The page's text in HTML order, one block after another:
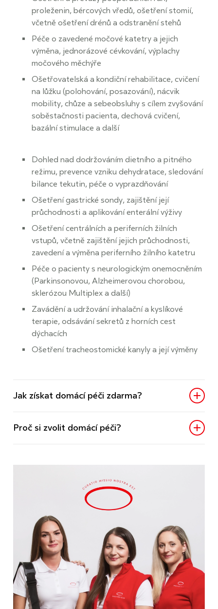
proleženin, bércových vředů, ošetření stomií,
včetně ošetření drénů a odstranění stehů
Péče o zavedené močové katetry a jejich
výměna, jednorázové cévkování, výplachy
močového měchýře
Ošetřovatelská a kondiční rehabilitace, cvičení
na lůžku (polohování, posazování), nácvik
mobility, chůze a sebeobsluhy s cílem zvyšování
soběstačnosti pacienta, dechová cvičení,
bazální stimulace a další
Dohled nad dodržováním dietního a pitného
režimu, prevence vzniku dehydratace, sledování
bilance tekutin, péče o vyprazdňování
Ošetření gastrické sondy, zajištění její
průchodnosti a aplikování enterální výživy
Ošetření centrálních a periferních žilních
vstupů, včetně zajištění jejich průchodnosti,
zavedení a výměna periferního žilního katetru
Péče o pacienty s neurologickým onemocněním
(Parkinsonovou, Alzheimerovou chorobou,
sklerózou Multiplex a další)
Zavádění a udržování inhalační a kyslíkové
terapie, odsávání sekretů z horních cest
dýchacích
Ošetření tracheostomické kanyly a její výměny
Jak získat domácí péči zdarma?
Proč si zvolit domácí péči?